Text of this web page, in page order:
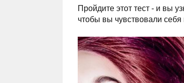
Пройдите этот тест - и вы
чтобы вы чувствовали себя